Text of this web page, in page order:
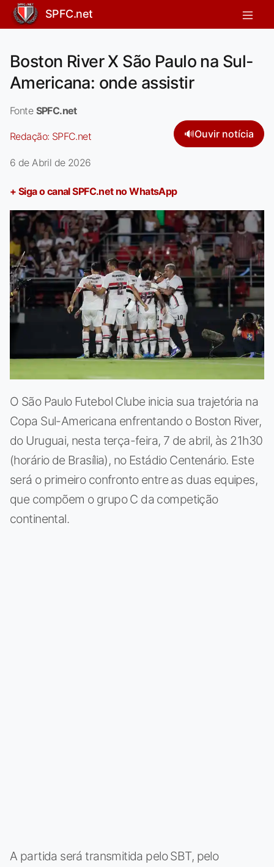
SPFC.net
Boston River X São Paulo na Sul-
Americana: onde assistir
Fonte SPFC.net
Redação: SPFC.net 🔊Ouvir notícia
6 de Abril de 2026
+ Siga o canal SPFC.net no WhatsApp
O São Paulo Futebol Clube inicia sua trajetória na
Copa Sul-Americana enfrentando o Boston River,
do Uruguai, nesta terça-feira, 7 de abril, às 21h30
(horário de Brasília), no Estádio Centenário. Este
será o primeiro confronto entre as duas equipes,
que compõem o grupo C da competição
continental.
A partida será transmitida pelo SBT, pelo